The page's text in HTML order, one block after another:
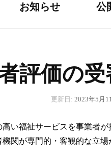
お知らせ 公
評価の
更新日: 2023年5月
い福祉サービスを事業者
関が専門的・客観的な立場